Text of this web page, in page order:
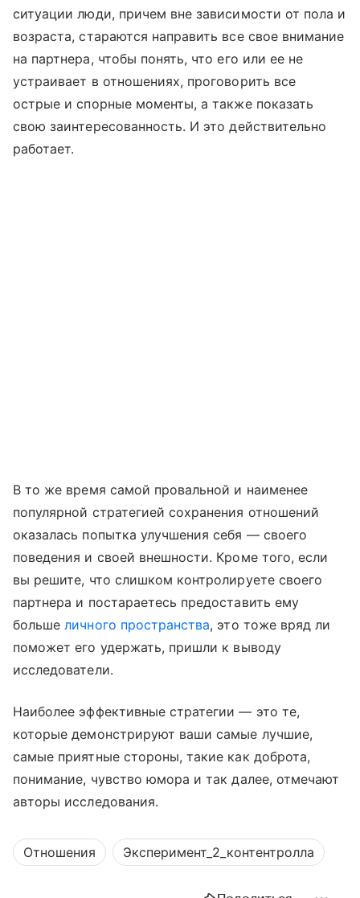
ситуации люди, причем вне зависимости от пола и
возраста, стараются направить все свое внимание
на партнера, чтобы понять, что его или ее не
устраивает в отношениях, проговорить все
острые и спорные моменты, а также показать
свою заинтересованность. И это действительно
работает.
В то же время самой провальной и наименее
популярной стратегией сохранения отношений
оказалась попытка улучшения себя — своего
поведения и своей внешности. Кроме того, если
вы решите, что слишком контролируете своего
партнера и постараетесь предоставить ему
большеличного пространства, это тоже вряд ли
поможет его удержать, пришли к выводу
исследователи.
Наиболее эффективные стратегии — это те,
которые демонстрируют ваши самые лучшие,
самые приятные стороны, такие как доброта,
понимание, чувство юмора и так далее, отмечают
авторы исследования.
Отношения Эксперимент_2_контентролла